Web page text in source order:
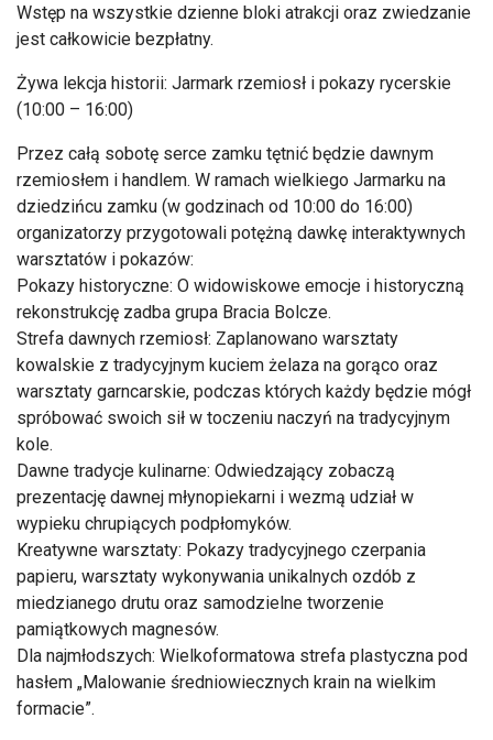
Wstęp na wszystkie dzienne bloki atrakcji oraz zwiedzanie
jest całkowicie bezpłatny.
Żywa lekcja historii: Jarmark rzemiosł i pokazy rycerskie
(10:00 – 16:00)
Przez całą sobotę serce zamku tętnić będzie dawnym
rzemiosłem i handlem. W ramach wielkiego Jarmarku na
dziedzińcu zamku (w godzinach od 10:00 do 16:00)
organizatorzy przygotowali potężną dawkę interaktywnych
warsztatów i pokazów:
Pokazy historyczne: O widowiskowe emocje i historyczną
rekonstrukcję zadba grupa Bracia Bolcze.
Strefa dawnych rzemiosł: Zaplanowano warsztaty
kowalskie z tradycyjnym kuciem żelaza na gorąco oraz
warsztaty garncarskie, podczas których każdy będzie mógł
spróbować swoich sił w toczeniu naczyń na tradycyjnym
kole.
Dawne tradycje kulinarne: Odwiedzający zobaczą
prezentację dawnej młynopiekarni i wezmą udział w
wypieku chrupiących podpłomyków.
Kreatywne warsztaty: Pokazy tradycyjnego czerpania
papieru, warsztaty wykonywania unikalnych ozdób z
miedzianego drutu oraz samodzielne tworzenie
pamiątkowych magnesów.
Dla najmłodszych: Wielkoformatowa strefa plastyczna pod
hasłem „Malowanie średniowiecznych krain na wielkim
formacie”.